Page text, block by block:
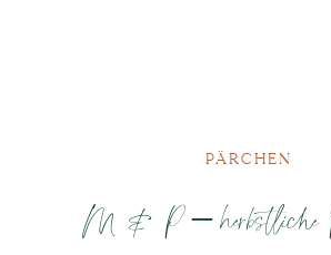
PÄRCHEN
M & P – herbstliche